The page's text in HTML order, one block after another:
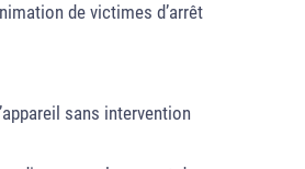
de victimes d’arrêt
sans intervention